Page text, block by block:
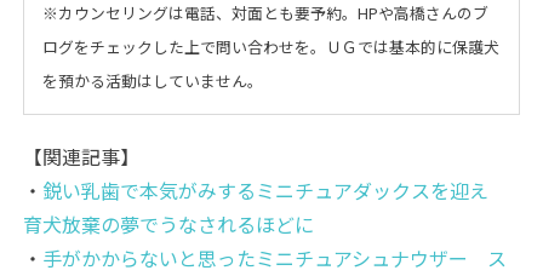
※カウンセリングは電話、対面とも要予約。HPや高橋さんのブ
ログをチェックした上で問い合わせを。 ＵＧでは基本的に保護犬
を預かる活動はしていません。
【関連記事】
・ 鋭い乳歯で本気がみするミニチュアダックスを迎え
育犬放棄の夢でうなされるほどに
・ 手がかからないと思ったミニチュアシュナウザー ス